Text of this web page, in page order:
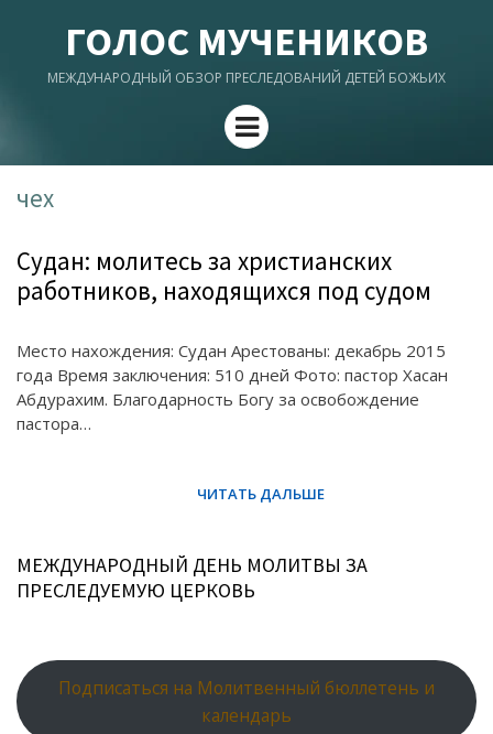
ГОЛОС МУЧЕНИКОВ
МЕЖДУНАРОДНЫЙ ОБЗОР ПРЕСЛЕДОВАНИЙ ДЕТЕЙ БОЖЬИХ
Menu
чех
Судан: молитесь за христианских
работников, находящихся под судом
Место нахождения: Судан Арестованы: декабрь 2015
года Время заключения: 510 дней Фото: пастор Хасан
Абдурахим. Благодарность Богу за освобождение
пастора…
МЕЖДУНАРОДНЫЙ ДЕНЬ МОЛИТВЫ ЗА
ПРЕСЛЕДУЕМУЮ ЦЕРКОВЬ
Подписаться на Молитвенный бюллетень и
календарь